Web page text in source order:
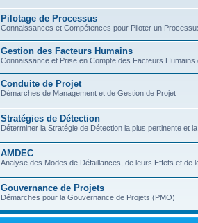
Pilotage de Processus
Connaissances et Compétences pour Piloter un
Gestion des Facteurs Humains
Connaissance et Prise en Compte des Facteurs
Conduite de Projet
Démarches de Management et de Gestion de Projet
Stratégies de Détection
Déterminer la Stratégie de Détection la plus pertinente et
AMDEC
Analyse des Modes de Défaillances, de leurs Effets et de
Gouvernance de Projets
Démarches pour la Gouvernance de Projets (PMO)